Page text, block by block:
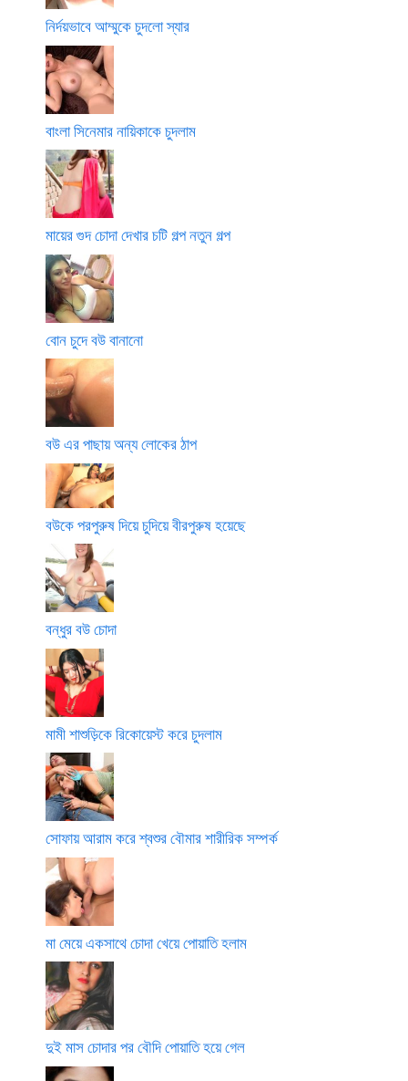
নির্দয়ভাবে আম্মুকে চুদলো স্যার
বাংলা সিনেমার নায়িকাকে চুদলাম
মায়ের গুদ চোদা দেখার চটি গল্প নতুন গল্প
বোন চুদে বউ বানানো
বউ এর পাছায় অন্য লোকের ঠাপ
বউকে পরপুরুষ দিয়ে চুদিয়ে বীরপুরুষ হয়েছে
বন্ধুর বউ চোদা
মামী শাশুড়িকে রিকোয়েস্ট করে চুদলাম
সোফায় আরাম করে শ্বশুর বৌমার শারীরিক সম্পর্ক
মা মেয়ে একসাথে চোদা খেয়ে পোয়াতি হলাম
দুই মাস চোদার পর বৌদি পোয়াতি হয়ে গেল